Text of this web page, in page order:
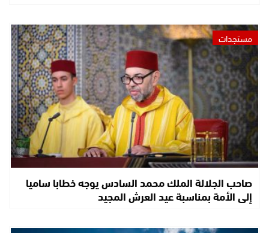
مستجدات
صاحب الجلالة الملك محمد السادس يوجه خطابا ساميا
إلى الأمة بمناسبة عيد العرش المجيد